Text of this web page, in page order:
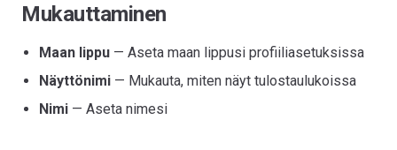
Mukauttaminen
Maan lippu — Aseta maan lippusi profiiliasetuksissa
Näyttönimi — Mukauta, miten näyt tulostaulukoissa
Nimi — Aseta nimesi